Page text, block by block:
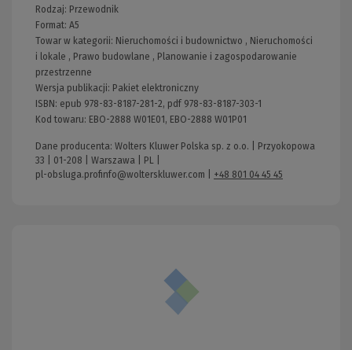
Rodzaj: Przewodnik
Format: A5
Towar w kategorii: Nieruchomości i budownictwo , Nieruchomości
i lokale , Prawo budowlane , Planowanie i zagospodarowanie
przestrzenne
Wersja publikacji: Pakiet elektroniczny
ISBN: epub 978-83-8187-281-2, pdf 978-83-8187-303-1
Kod towaru: EBO-2888 W01E01, EBO-2888 W01P01
Dane producenta: Wolters Kluwer Polska sp. z o.o. | Przyokopowa
33 | 01-208 | Warszawa | PL |
pl-obsluga.profinfo@wolterskluwer.com
+48 801 04 45 45